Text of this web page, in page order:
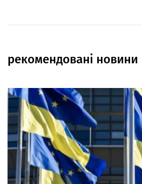
рекомендовані новини